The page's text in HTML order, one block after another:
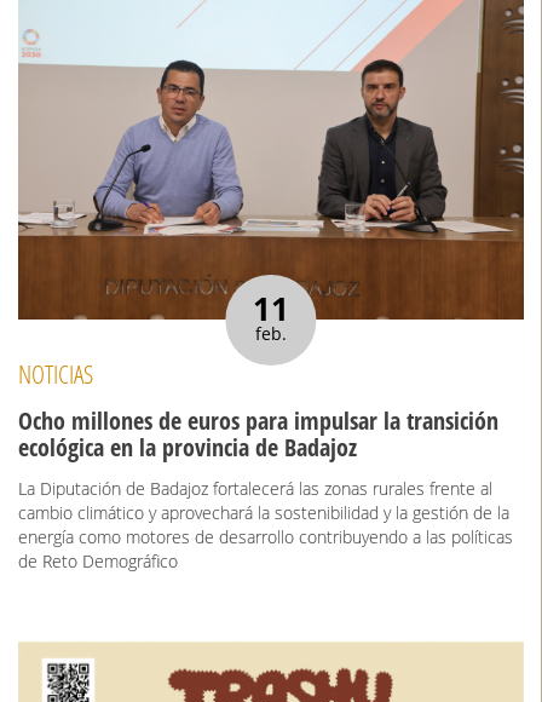
11
feb.
NOTICIAS
Ocho millones de euros para impulsar la transición
ecológica en la provincia de Badajoz
La Diputación de Badajoz fortalecerá las zonas rurales frente al
cambio climático y aprovechará la sostenibilidad y la gestión de la
energía como motores de desarrollo contribuyendo a las políticas
de Reto Demográfico